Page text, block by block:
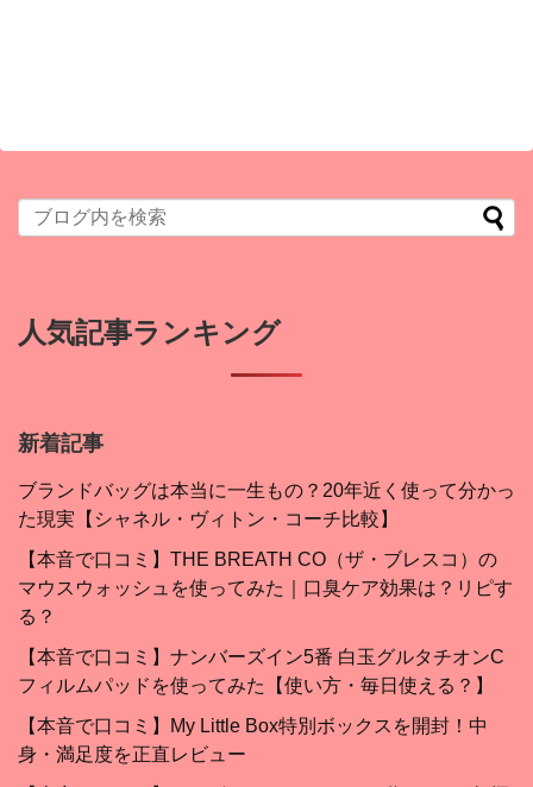
人気記事ランキング
新着記事
ブランドバッグは本当に一生もの？20年近く使って分かっ
た現実【シャネル・ヴィトン・コーチ比較】
【本音で口コミ】THE BREATH CO（ザ・ブレスコ）の
マウスウォッシュを使ってみた｜口臭ケア効果は？リピす
る？
【本音で口コミ】ナンバーズイン5番 白玉グルタチオンC
フィルムパッドを使ってみた【使い方・毎日使える？】
【本音で口コミ】My Little Box特別ボックスを開封！中
身・満足度を正直レビュー